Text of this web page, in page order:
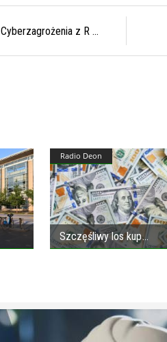
Cyberzagrożenia z R
Radio Deon
Szczęśliwy los kup